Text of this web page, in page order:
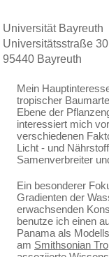
Universität Bayreuth
Universitätsstraße 30
95440 Bayreuth
Mein
tropischer
Ebene der
interessiert mich
verschiedenen
Licht - und
Samenverbreiter
Ein besonderer
Gradienten der
erwachsenden
benutze ich einen
Panama als
am Smithsonian